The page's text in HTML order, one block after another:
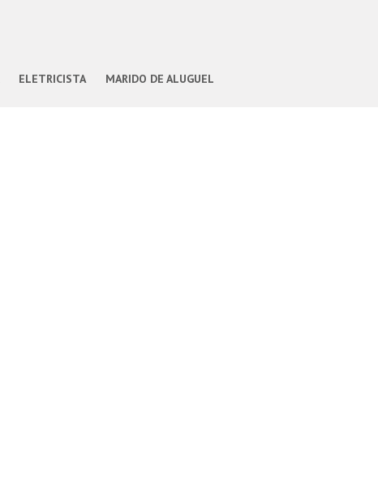
ELETRICISTA MARIDO DE ALUGUEL